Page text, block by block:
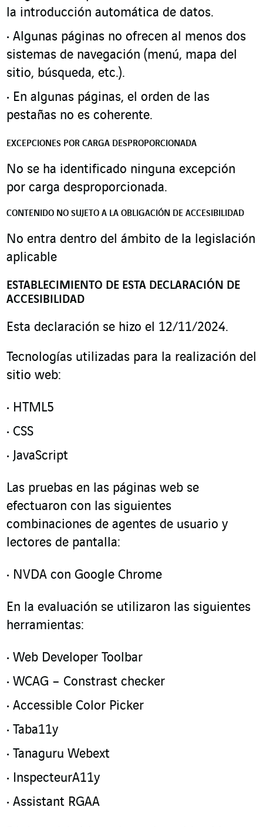
la introducción automática de datos.
Algunas páginas no ofrecen al menos dos
sistemas de navegación (menú, mapa del
sitio, búsqueda, etc.).
En algunas páginas, el orden de las
pestañas no es coherente.
EXCEPCIONES POR CARGA DESPROPORCIONADA
No se ha identificado ninguna excepción
por carga desproporcionada.
CONTENIDO NO SUJETO A LA OBLIGACIÓN DE ACCESIBILIDAD
No entra dentro del ámbito de la legislación
aplicable
ESTABLECIMIENTO DE ESTA DECLARACIÓN DE
ACCESIBILIDAD
Esta declaración se hizo el 12/11/2024.
Tecnologías utilizadas para la realización del
sitio web:
HTML5
CSS
JavaScript
Las pruebas en las páginas web se
efectuaron con las siguientes
combinaciones de agentes de usuario y
lectores de pantalla:
NVDA con Google Chrome
En la evaluación se utilizaron las siguientes
herramientas:
Web Developer Toolbar
WCAG – Constrast checker
Accessible Color Picker
Taba11y
Tanaguru Webext
InspecteurA11y
Assistant RGAA